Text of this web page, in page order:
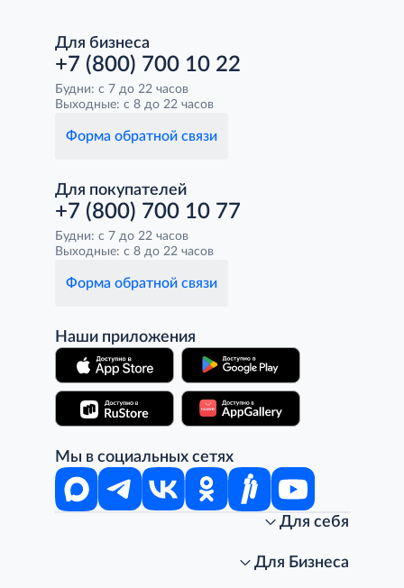
Для бизнеса
+7 (800) 700 10 22
Будни: с 7 до 22 часов
Выходные: с 8 до 22 часов
Форма обратной связи
Для покупателей
+7 (800) 700 10 77
Будни: с 7 до 22 часов
Выходные: с 8 до 22 часов
Форма обратной связи
Наши приложения
Мы в социальных сетях
Для себя
Стань клиентом METRO
Для Бизнеса